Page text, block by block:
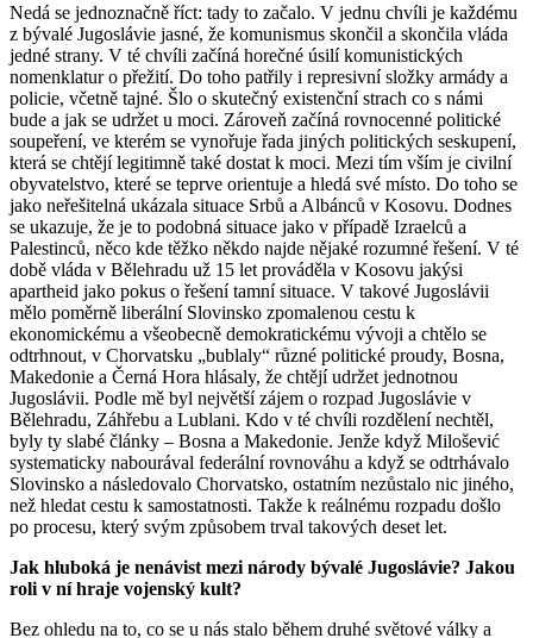
Nedá se jednoznačně říct: tady to začalo. V jednu chvíli je každému
z bývalé Jugoslávie jasné, že komunismus skončil a skončila vláda
jedné strany. V té chvíli začíná horečné úsilí komunistických
nomenklatur o přežití. Do toho patřily i represivní složky armády a
policie, včetně tajné. Šlo o skutečný existenční strach co s námi
bude a jak se udržet u moci. Zároveň začíná rovnocenné politické
soupeření, ve kterém se vynořuje řada jiných politických seskupení,
která se chtějí legitimně také dostat k moci. Mezi tím vším je civilní
obyvatelstvo, které se teprve orientuje a hledá své místo. Do toho se
jako neřešitelná ukázala situace Srbů a Albánců v Kosovu. Dodnes
se ukazuje, že je to podobná situace jako v případě Izraelců a
Palestinců, něco kde těžko někdo najde nějaké rozumné řešení. V té
době vláda v Bělehradu už 15 let prováděla v Kosovu jakýsi
apartheid jako pokus o řešení tamní situace. V takové Jugoslávii
mělo poměrně liberální Slovinsko zpomalenou cestu k
ekonomickému a všeobecně demokratickému vývoji a chtělo se
odtrhnout, v Chorvatsku „bublaly“ různé politické proudy, Bosna,
Makedonie a Černá Hora hlásaly, že chtějí udržet jednotnou
Jugoslávii. Podle mě byl největší zájem o rozpad Jugoslávie v
Bělehradu, Záhřebu a Lublani. Kdo v té chvíli rozdělení nechtěl,
byly ty slabé články – Bosna a Makedonie. Jenže když Milošević
systematicky nabourával federální rovnováhu a když se odtrhávalo
Slovinsko a následovalo Chorvatsko, ostatním nezůstalo nic jiného,
než hledat cestu k samostatnosti. Takže k reálnému rozpadu došlo
po procesu, který svým způsobem trval takových deset let.
Jak hluboká je nenávist mezi národy bývalé Jugoslávie? Jakou
roli v ní hraje vojenský kult?
Bez ohledu na to, co se u nás stalo během druhé světové války a